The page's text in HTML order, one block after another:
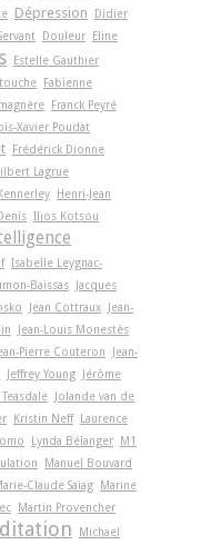
Dépression
Didier
Douleur
Eline
Estelle Gauthier
Fabienne
Franck Peyré
Xavier Poudat
Frédérick Dionne
Lagrue
Henri-Jean
Ilios Kotsou
Isabelle Leygnac-
Baïssas
Jacques
Jean Cottraux
Jean-
Jean-Louis Monestès
Pierre Couteron
Jean-
Jeffrey Young
Jérôme
Teasdale
Jolande van de
Kristin Neff
Laurence
Lynda Bélanger
M1
Manuel Bouvard
Claude Saiag
Marine
Martin Provencher
Michael